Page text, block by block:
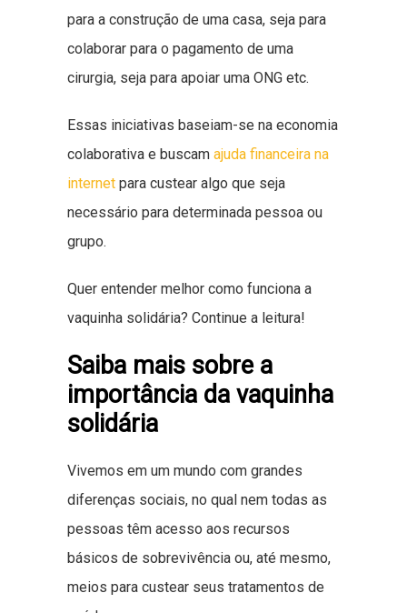
para a construção de uma casa, seja para
colaborar para o pagamento de uma
cirurgia, seja para apoiar uma ONG etc.
Essas iniciativas baseiam-se na economia
colaborativa e buscam ajuda financeira na
internet para custear algo que seja
necessário para determinada pessoa ou
grupo.
Quer entender melhor como funciona a
vaquinha solidária? Continue a leitura!
Saiba mais sobre a
importância da vaquinha
solidária
Vivemos em um mundo com grandes
diferenças sociais, no qual nem todas as
pessoas têm acesso aos recursos
básicos de sobrevivência ou, até mesmo,
meios para custear seus tratamentos de